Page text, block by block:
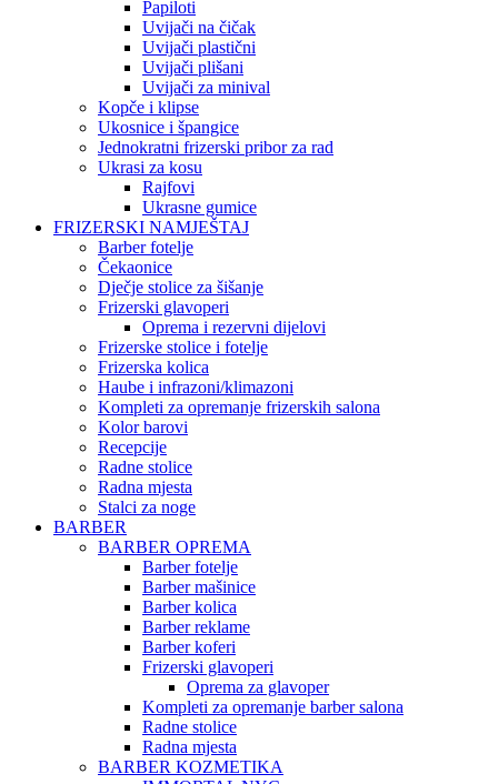
Papiloti
Uvijači na čičak
Uvijači plastični
Uvijači plišani
Uvijači za minival
Kopče i klipse
Ukosnice i špangice
Jednokratni frizerski pribor za rad
Ukrasi za kosu
Rajfovi
Ukrasne gumice
FRIZERSKI NAMJEŠTAJ
Barber fotelje
Čekaonice
Dječje stolice za šišanje
Frizerski glavoperi
Oprema i rezervni dijelovi
Frizerske stolice i fotelje
Frizerska kolica
Haube i infrazoni/klimazoni
Kompleti za opremanje frizerskih salona
Kolor barovi
Recepcije
Radne stolice
Radna mjesta
Stalci za noge
BARBER
BARBER OPREMA
Barber fotelje
Barber mašinice
Barber kolica
Barber reklame
Barber koferi
Frizerski glavoperi
Oprema za glavoper
Kompleti za opremanje barber salona
Radne stolice
Radna mjesta
BARBER KOZMETIKA